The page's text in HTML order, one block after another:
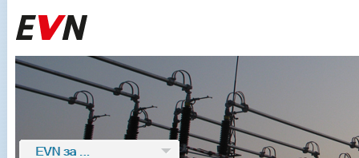
EVN за ...